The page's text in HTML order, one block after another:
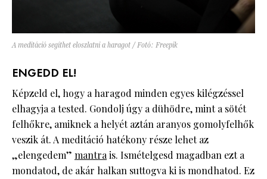
A meditáció segíthet eloszlatni a haragot / Fotó: Freepik
ENGEDD EL!
Képzeld el, hogy a haragod minden egyes kilégzéssel
elhagyja a tested. Gondolj úgy a dühödre, mint a sötét
felhőkre, amiknek a helyét aztán aranyos gomolyfelhők
veszik át. A meditáció hatékony része lehet az
„elengedem” mantrais. Ismételgesd magadban ezt a
mondatod, de akár halkan suttogva ki is mondhatod. Ez